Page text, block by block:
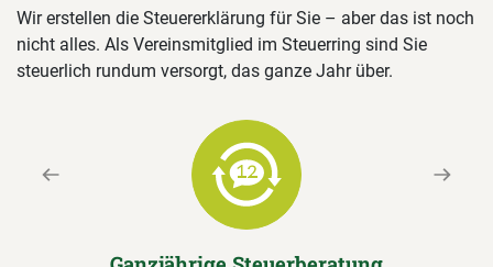
Wir erstellen die Steuererklärung für Sie – aber das ist noch
nicht alles. Als Vereinsmitglied im Steuerring sind Sie
steuerlich rundum versorgt, das ganze Jahr über.
Previous Next